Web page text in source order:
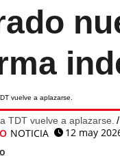
TDT vuelve a aplazarse.
NOTICIA
12 may